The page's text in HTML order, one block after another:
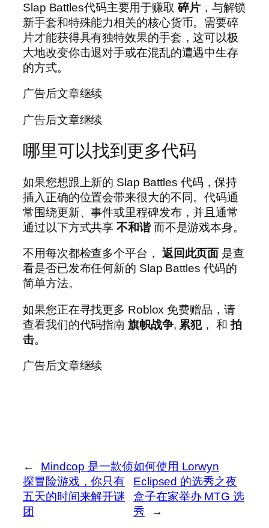
Slap Battles代码主要用于赚取 碎片，与解锁
新手套和特殊能力相关的核心货币。需要碎
片才能获得具有独特效果的手套，这可以极
大地改变你击退对手或在混乱的遭遇中生存
的方式。
广告后文章继续
广告后文章继续
哪里可以找到更多代码
如果您想跟上新的 Slap Battles 代码，保持
插入正确的位置会带来很大的不同。代码通
常围绕更新、事件或里程碑发布，并且通常
通过以下方式共享不和谐而不是游戏本身。
不用每次都检查多个平台， 返回此页面 是查
看是否已发布任何新的 Slap Battles 代码的
简单方法。
如果您正在寻找更多 Roblox 免费赠品，请
查看我们的代码指南 旗帜战争, 累犯， 和拍
击。
广告后文章继续
←
Mindcop 是一款侦
探冒险游戏，你只有
五天的时间来解开谜
团
如何使用 Lorwyn
Eclipsed 的选秀之夜
盒子在家举办 MTG 选
秀
→